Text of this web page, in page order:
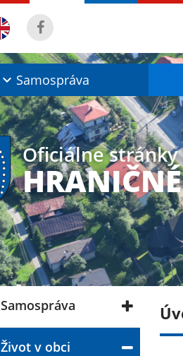
Samospráva
Oficiálne stránky
HRANIČNÉ
Samospráva
Život v obci